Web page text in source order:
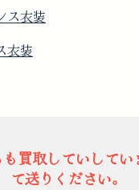
ス衣装
衣装
買取していしてい
て送りください。